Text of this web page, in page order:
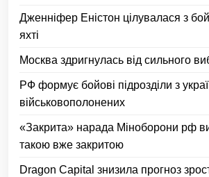
Дженніфер Еністон цілувалася з
яхті
Москва здригнулась від сильного
РФ формує бойові підрозділи з
військовополонених
«Закрита» нарада Міноборони рф
такою вже закритою
Dragon Capital знизила прогноз